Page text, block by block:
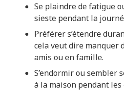
Se plaindre de fatigue
sieste pendant la
Préférer s’étendre
cela veut dire manquer
amis ou en famille.
S’endormir ou sembler
à la maison pendant les